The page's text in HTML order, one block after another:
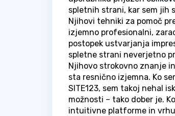
spletnih strani, kar sem jih
Njihovi tehniki za pomoč
izjemno profesionalni,
postopek ustvarjanja
spletne strani neverjetno
Njihovo strokovno znanje
sta resnično izjemna. Ko
SITE123, sem takoj nehal
možnosti – tako dober je.
intuitivne platforme in